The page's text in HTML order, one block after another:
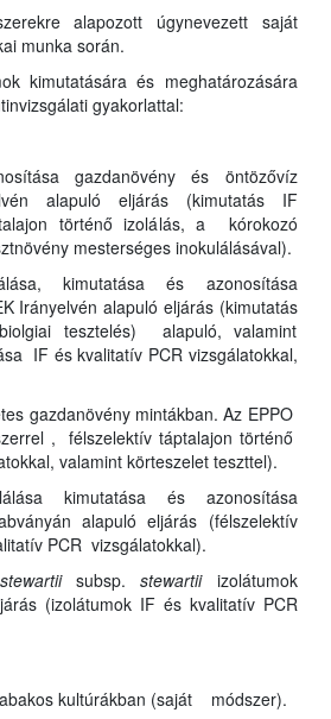
alapozott úgynevezett saját
munka során.
kimutatására és meghatározására
gyakorlattal:
gazdanövény és öntözővíz
alapuló eljárás (kimutatás IF
történő izolálás, a kórokozó
mesterséges inokulálásával).
kimutatása és azonosítása
Irányelvén alapuló eljárás (kimutatás
tesztelés) alapuló, valamint
IF és kvalitatív PCR vizsgálatokkal,
gazdanövény mintákban. Az EPPO
, félszelektív táptalajon történő
valamint körteszelet teszttel).
kimutatása és azonosítása
alapuló eljárás (félszelektív
PCR vizsgálatokkal).
subsp. stewartiiizolátumok
(izolátumok IF és kvalitatív PCR
kultúrákban (saját módszer).